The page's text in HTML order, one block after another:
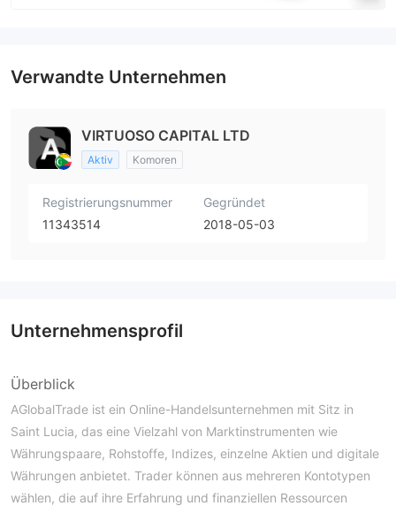
Verwandte Unternehmen
VIRTUOSO CAPITAL LTD
Aktiv Komoren
Registrierungsnummer
11343514
Gegründet
2018-05-03
Unternehmensprofil
Überblick
AGlobalTrade ist ein Online-Handelsunternehmen mit Sitz in
Saint Lucia, das eine Vielzahl von Marktinstrumenten wie
Währungspaare, Rohstoffe, Indizes, einzelne Aktien und digitale
Währungen anbietet. Trader können aus mehreren Kontotypen
wählen, die auf ihre Erfahrung und finanziellen Ressourcen